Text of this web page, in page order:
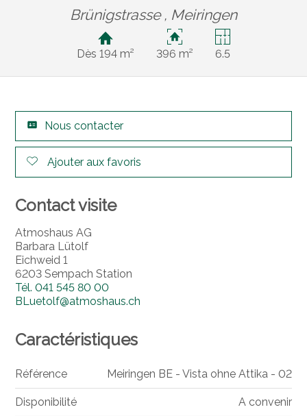
Brünigstrasse , Meiringen
Dès 194 m² 396 m² 6.5
Nous contacter
Ajouter aux favoris
Contact visite
Atmoshaus AG
Barbara Lütolf
Eichweid 1
6203 Sempach Station
Tél.041 545 80 00
BLuetolf@atmoshaus.ch
Caractéristiques
Référence Meiringen BE - Vista ohne Attika - 02
Disponibilité A convenir